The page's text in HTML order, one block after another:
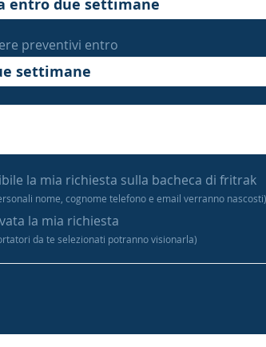
preventivi entro
la mia richiesta sulla bacheca di fritrak
nome, cognome telefono e email verranno nascosti)
la mia richiesta
da te selezionati potranno visionarla)